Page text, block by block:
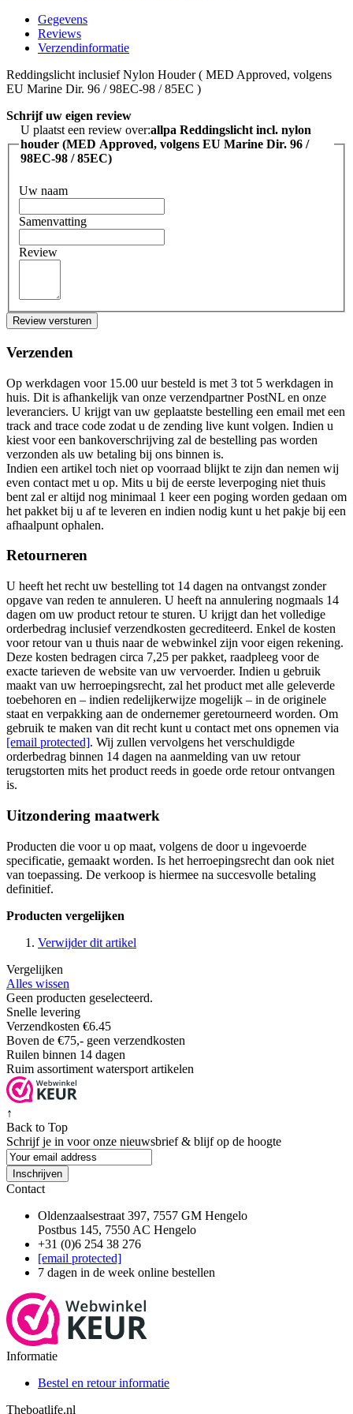
Gegevens
Reviews
Verzendinformatie
Reddingslicht inclusief Nylon Houder ( MED Approved, volgens
EU Marine Dir. 96 / 98EC-98 / 85EC )
Schrijf uw eigen review
U plaatst een review over:allpa Reddingslicht incl. nylon
houder (MED Approved, volgens EU Marine Dir. 96 /
98EC-98 / 85EC)
Uw naam
Samenvatting
Review
Review versturen
Verzenden
Op werkdagen voor 15.00 uur besteld is met 3 tot 5 werkdagen in
huis. Dit is afhankelijk van onze verzendpartner PostNL en onze
leveranciers. U krijgt van uw geplaatste bestelling een email met een
track and trace code zodat u de zending live kunt volgen. Indien u
kiest voor een bankoverschrijving zal de bestelling pas worden
verzonden als uw betaling bij ons binnen is.
Indien een artikel toch niet op voorraad blijkt te zijn dan nemen wij
even contact met u op. Mits u bij de eerste leverpoging niet thuis
bent zal er altijd nog minimaal 1 keer een poging worden gedaan om
het pakket bij u af te leveren en indien nodig kunt u het pakje bij een
afhaalpunt ophalen.
Retourneren
U heeft het recht uw bestelling tot 14 dagen na ontvangst zonder
opgave van reden te annuleren. U heeft na annulering nogmaals 14
dagen om uw product retour te sturen. U krijgt dan het volledige
orderbedrag inclusief verzendkosten gecrediteerd. Enkel de kosten
voor retour van u thuis naar de webwinkel zijn voor eigen rekening.
Deze kosten bedragen circa 7,25 per pakket, raadpleeg voor de
exacte tarieven de website van uw vervoerder. Indien u gebruik
maakt van uw herroepingsrecht, zal het product met alle geleverde
toebehoren en – indien redelijkerwijze mogelijk – in de originele
staat en verpakking aan de ondernemer geretourneerd worden. Om
gebruik te maken van dit recht kunt u contact met ons opnemen via
[email protected]. Wij zullen vervolgens het verschuldigde
orderbedrag binnen 14 dagen na aanmelding van uw retour
terugstorten mits het product reeds in goede orde retour ontvangen
is.
Uitzondering maatwerk
Producten die voor u op maat, volgens de door u ingevoerde
specificatie, gemaakt worden. Is het herroepingsrecht dan ook niet
van toepassing. De verkoop is hiermee na succesvolle betaling
definitief.
Producten vergelijken
Verwijder dit artikel
Vergelijken
Alles wissen
Geen producten geselecteerd.
Snelle levering
Verzendkosten €6.45
Boven de €75,- geen verzendkosten
Ruilen binnen 14 dagen
Ruim assortiment watersport artikelen
↑
Back to Top
Schrijf je in voor onze nieuwsbrief & blijf op de hoogte
Inschrijven
Contact
Oldenzaalsestraat 397, 7557 GM Hengelo
Postbus 145, 7550 AC Hengelo
+31 (0)6 254 38 276
[email protected]
7 dagen in de week online bestellen
Informatie
Bestel en retour informatie
Theboatlife.nl